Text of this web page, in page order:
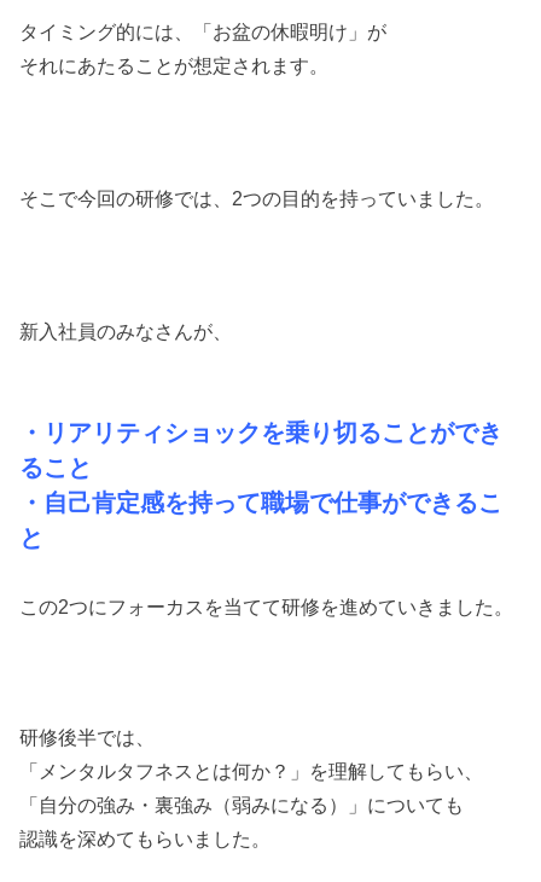
タイミング的には、「お盆の休暇明け」が
それにあたることが想定されます。
そこで今回の研修では、2つの目的を持っていました。
新入社員のみなさんが、
・リアリティショックを乗り切ることができ
ること
・自己肯定感を持って職場で仕事ができるこ
と
この2つにフォーカスを当てて研修を進めていきました。
研修後半では、
「メンタルタフネスとは何か？」を理解してもらい、
「自分の強み・裏強み（弱みになる）」についても
認識を深めてもらいました。